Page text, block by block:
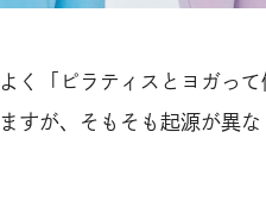
よく「ピラティスとヨガっ
ますが、そもそも起源が異な